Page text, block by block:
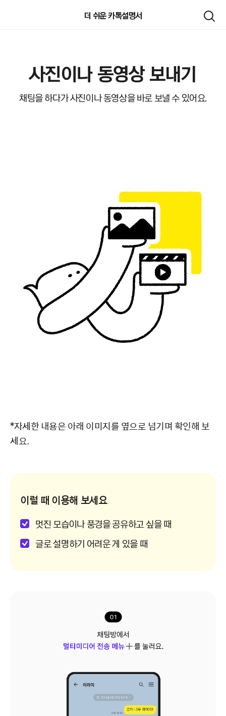
더 쉬운 카톡설명서
사진이나 동영상 보내기
채팅을 하다가 사진이나 동영상을 바로 보낼 수 있어요.
*자세한 내용은 아래 이미지를 옆으로 넘기며 확인해 보
세요.
이럴 때 이용해 보세요
멋진 모습이나 풍경을 공유하고 싶을 때
글로 설명하기 어려운 게 있을 때